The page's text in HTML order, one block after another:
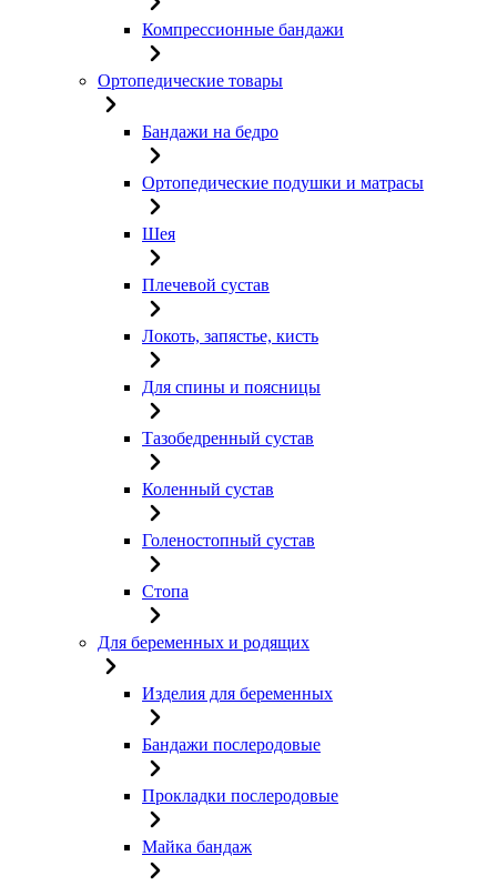
Компрессионные бандажи
Ортопедические товары
Бандажи на бедро
Ортопедические подушки и матрасы
Шея
Плечевой сустав
Локоть, запястье, кисть
Для спины и поясницы
Тазобедренный сустав
Коленный сустав
Голеностопный сустав
Стопа
Для беременных и родящих
Изделия для беременных
Бандажи послеродовые
Прокладки послеродовые
Майка бандаж